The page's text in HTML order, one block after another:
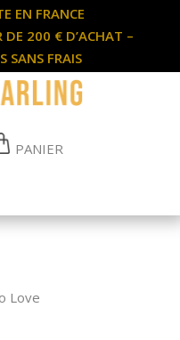
EN FRANCE
DE 200 € D’ACHAT –
SANS FRAIS
PANIER
Love